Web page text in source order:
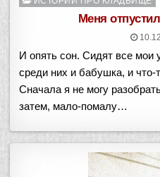
Меня
И опять сон. Сидят все мои
среди них и бабушка, и что-
Сначала я не могу
затем, мало-помалу…